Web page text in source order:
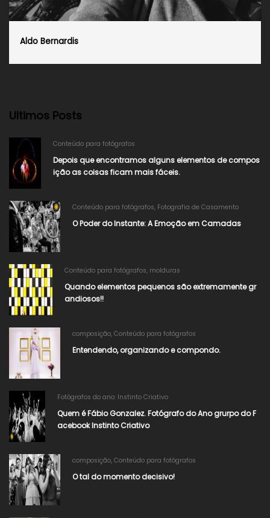
Aldo Bernardis
Ultimos Posts
Conteúdo para fotógrafos
Depois que encontramos alguns elementos de compos
ição as coisas ficam mais fáceis.
Conteúdo para fotógrafos, Fotografia de Casamento
O Poder do Instante: A Emoção em Camadas
Conteúdo para fotógrafos, molduras
Quando elementos pequenos são extremamente gr
andiosos!!
composição, Conteúdo para fotógrafos
Entendendo, organizando e compondo.
Fotógrafos do ano: Instinto Criativo
Quem é Fábio Gonzalez. Fotógrafo do Ano grurpo do F
acebook Instinto Criativo
composição, Conteúdo para fotógrafos
O tal do momento decisivo!